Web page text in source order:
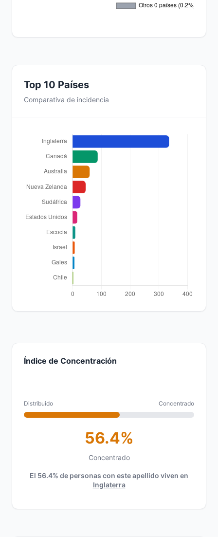
Top 10 Países
Comparativa de incidencia
Índice de Concentración
Distribuido Concentrado
56.4%
Concentrado
El 56.4% de personas con este apellido viven en
Inglaterra